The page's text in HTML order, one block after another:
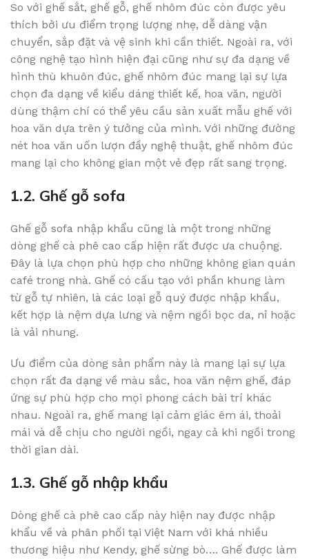
So với ghế sắt, ghế gỗ, ghế nhôm đúc còn được yêu
thích bởi ưu điểm trọng lượng nhẹ, dễ dàng vận
chuyển, sắp đặt và vệ sinh khi cần thiết. Ngoài ra, với
công nghệ tạo hình hiện đại cũng như sự đa dạng về
hình thù khuôn đúc, ghế nhôm đúc mang lại sự lựa
chọn đa dạng về kiểu dáng thiết kế, hoa văn, người
dùng thậm chí có thể yêu cầu sản xuất mẫu ghế với
hoa văn dựa trên ý tưởng của mình. Với những đường
nét hoa văn uốn lượn đầy nghệ thuật, ghế nhôm đúc
mang lại cho không gian một vẻ đẹp rất sang trọng.
1.2. Ghế gỗ sofa
Ghế gỗ sofa nhập khẩu cũng là một trong những
dòng ghế cà phê cao cấp hiện rất được ưa chuộng.
Đây là lựa chọn phù hợp cho những không gian quán
café trong nhà. Ghế có cấu tạo với phần khung làm
từ gỗ tự nhiên, là các loại gỗ quý được nhập khẩu,
kết hợp là nệm dựa lưng và nệm ngồi bọc da, nỉ hoặc
là vải nhung.
Ưu điểm của dòng sản phẩm này là mang lại sự lựa
chọn rất đa dạng về màu sắc, hoa văn nệm ghế, đáp
ứng sự phù hợp cho mọi phong cách bài trí khác
nhau. Ngoài ra, ghế mang lại cảm giác êm ái, thoải
mái và dễ chịu cho người ngồi, ngay cả khi ngồi trong
thời gian dài.
1.3. Ghế gỗ nhập khẩu
Dòng ghế cà phê cao cấp này hiện nay được nhập
khẩu về và phân phối tại Việt Nam với khá nhiều
thương hiệu như Kendy, ghế sừng bò…. Ghế được làm